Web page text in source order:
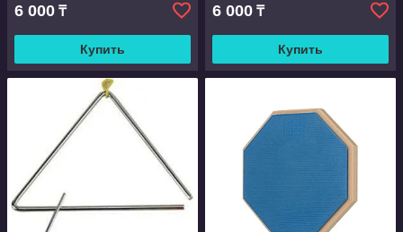
6 000 ₸
Купить
6 000 ₸
Купить